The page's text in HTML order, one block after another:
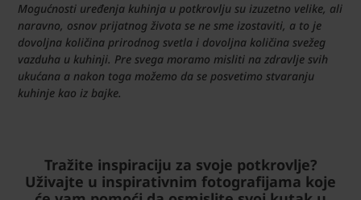
Mogućnosti uređenja kuhinja u potkrovlju su izuzetno velike, ali
naravno, osnov prijatnog života se ne sme izostaviti, a to je
dovoljna količina prirodnog svetla i dovoljna količina svežeg
vazduha u kuhinji. Pre svega moramo misliti na zdravlje svih
ukućana a nakon toga možemo da se posvetimo stvaranju
kuhinje kao iz bajke.
Tražite inspiraciju za svoje potkrovlje?
Uživajte u inspirativnim fotografijama koje